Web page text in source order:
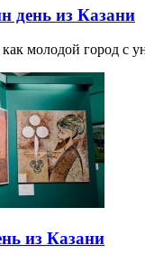
день из Казани
молодой город с
из Казани